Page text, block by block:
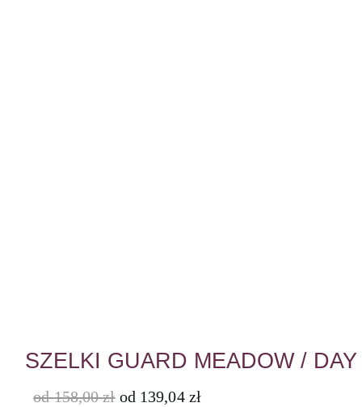
SZELKI GUARD MEADOW / DAY
od158,00zł od 139,04 zł